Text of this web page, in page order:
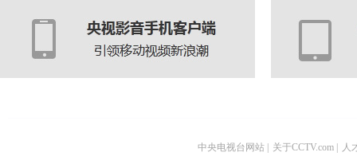
中央电视台网站 关于CCTV.com 人